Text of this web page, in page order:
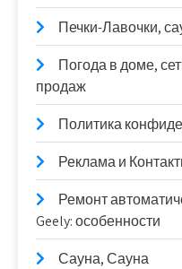
Печки-Лавочки,
Погода в доме,
продаж
Политика
Реклама и
Ремонт
Geely: особенности
Сауна, Сауна